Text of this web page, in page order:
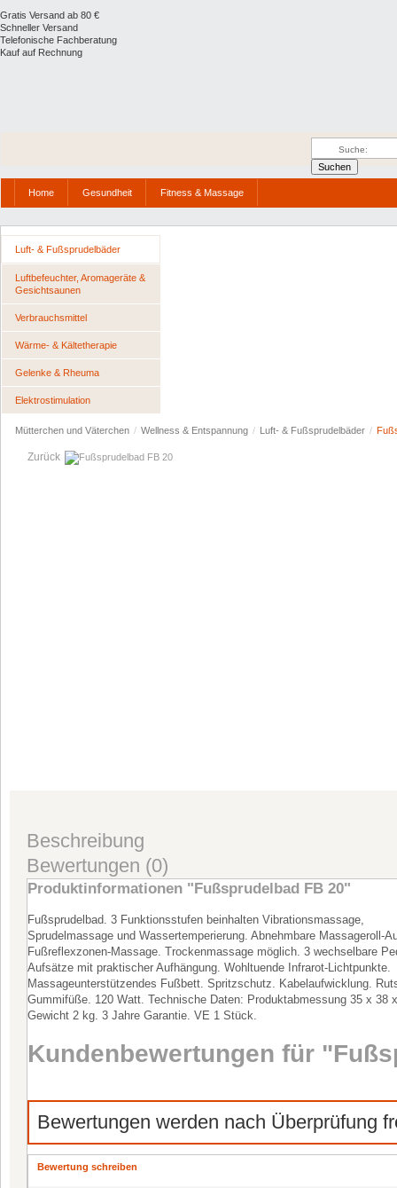
Gratis Versand ab 80 €
Schneller Versand
Telefonische Fachberatung
Kauf auf Rechnung
Home Gesundheit Fitness & Massage
Luft- & Fußsprudelbäder
Luftbefeuchter, Aromageräte &
Gesichtsaunen
Verbrauchsmittel
Wärme- & Kältetherapie
Gelenke & Rheuma
Elektrostimulation
Mütterchen und Väterchen / Wellness & Entspannung / Luft- & Fußsprudelbäder /
Zurück
Beschreibung
Bewertungen (0)
Produktinformationen "Fußsprudelbad FB 20"
Fußsprudelbad. 3 Funktionsstufen beinhalten Vibrationsmassage,
Sprudelmassage und Wassertemperierung. Abnehmbare Massageroll-
Fußreflexzonen-Massage. Trockenmassage möglich. 3 wechselbare
Aufsätze mit praktischer Aufhängung. Wohltuende Infrarot-Lichtpunkte.
Massageunterstützendes Fußbett. Spritzschutz. Kabelaufwicklung.
Gummifüße. 120 Watt. Technische Daten: Produktabmessung 35 x 38
Gewicht 2 kg. 3 Jahre Garantie. VE 1 Stück.
Kundenbewertungen für
Bewertungen werden nach Überprüfung
Bewertung schreiben